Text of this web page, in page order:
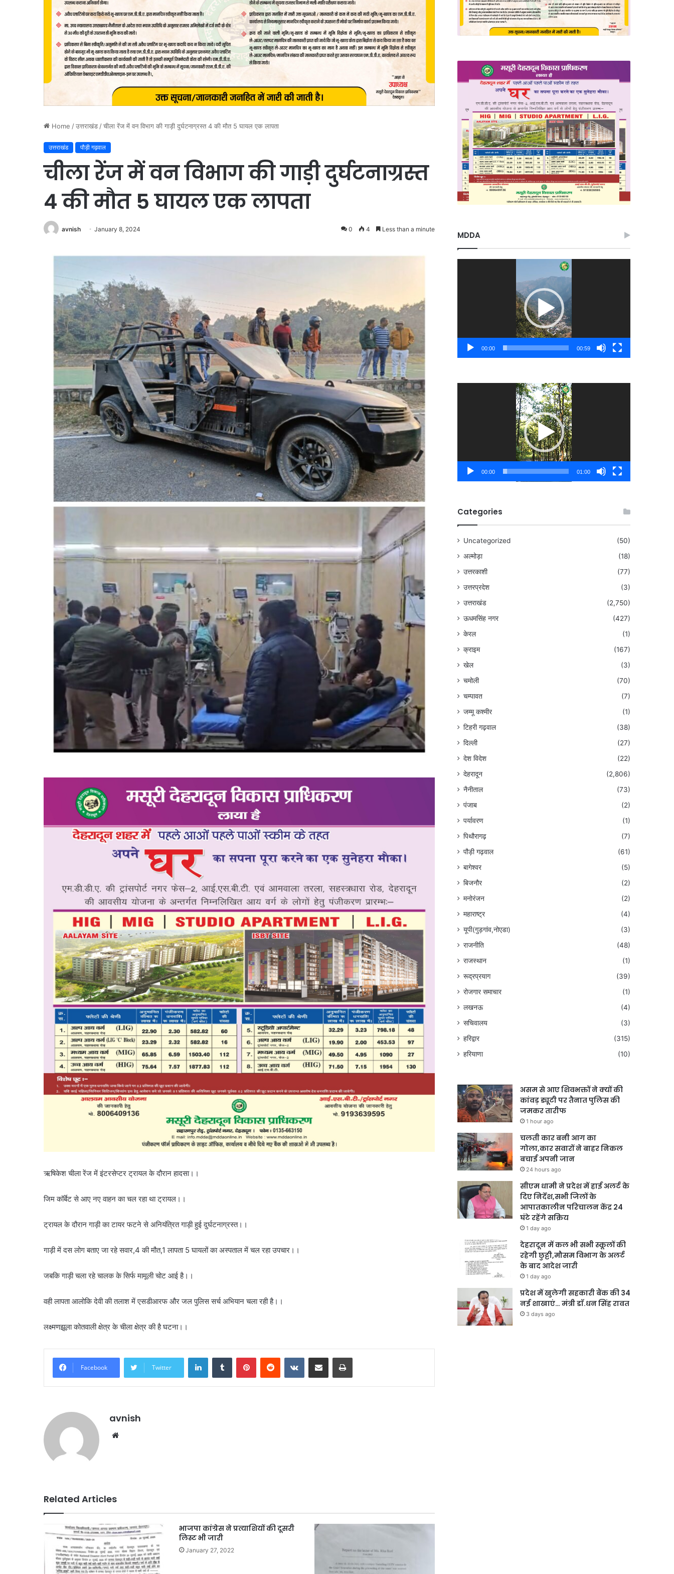
Home /उत्तराखंड /चीला रेंज में वन विभाग की गाड़ी दुर्घटनाग्रस्त 4 की मौत 5 घायल एक लापता
उत्तराखंड पौड़ी गढ़वाल
चीला रेंज में वन विभाग की गाड़ी दुर्घटनाग्रस्त
4 की मौत 5 घायल एक लापता
avnish January 8, 2024 0 4 Less than a minute
ऋषिकेश चीला रेंज में इंटरसेप्टर ट्रायल के दौरान हादसा।।
जिम कॉर्बेट से आए नए वाहन का चल रहा था ट्रायल।।
ट्रायल के दौरान गाड़ी का टायर फटने से अनियंत्रित गाड़ी हुई दुर्घटनाग्रस्त।।
गाड़ी में दस लोग बताए जा रहे सवार,4 की मौत,1 लापता 5 घायलों का अस्पताल में चल रहा उपचार।।
जबकि गाड़ी चला रहे चालक के सिर्फ मामूली चोट आई है।।
वही लापता आलोकि देवी की तलाश में एसडीआरफ और जल पुलिस सर्च अभियान चला रही है।।
लक्ष्मणझूला कोतवाली क्षेत्र के चीला क्षेत्र की है घटना।।
Facebook Twitter
LinkedInTumblr PinterestReddit VKontakteShare via Email Print
avnish
Related Articles
भाजपा कांग्रेस ने प्रत्याशियों की दूसरी
लिस्ट भी जारी
January 27, 2022
MDDA
00:00 00:59
00:00 01:00
Categories
Uncategorized
(50)
अल्मोड़ा
(18)
उत्तरकाशी
(77)
उत्तरप्रदेश
(3)
उत्तराखंड
(2,750)
ऊधमसिंह नगर
(427)
केरल
(1)
क्राइम
(167)
खेल
(3)
चमोली
(70)
चम्पावत
(7)
जम्मू कश्मीर
(1)
टिहरी गढ़वाल
(38)
दिल्ली
(27)
देश विदेश
(22)
देहरादून
(2,806)
नैनीताल
(73)
पंजाब
(2)
पर्यावरण
(1)
पिथौरागढ़
(7)
पौड़ी गढ़वाल
(61)
बागेश्वर
(5)
बिजनौर
(2)
मनोरंजन
(2)
महाराष्ट्र
(4)
यूपी(गुड़गांव,नोएडा)
(3)
राजनीति
(48)
राजस्थान
(1)
रूद्रप्रयाग
(39)
रोजगार समाचार
(1)
लखनऊ
(4)
सचिवालय
(3)
हरिद्वार
(315)
हरियाणा
(10)
असम से आए शिवभक्तों ने क्यों की
कांवड़ ड्यूटी पर तैनात पुलिस की
जमकर तारीफ
1 hour ago
चलती कार बनी आग का
गोला,कार सवारों ने बाहर निकल
बचाई अपनी जान
24 hours ago
सीएम धामी ने प्रदेश में हाई अलर्ट के
दिए निर्देश,सभी जिलों के
आपातकालीन परिचालन केंद्र 24
घंटे रहेंगे सक्रिय
1 day ago
देहरादून में कल भी सभी स्कूलों की
रहेगी छुट्टी,मौसम विभाग के अलर्ट
के बाद आदेश जारी
1 day ago
प्रदेश में खुलेगी सहकारी बैंक की 34
नई शाखाएं… मंत्री डाॅ.धन सिंह रावत
3 days ago